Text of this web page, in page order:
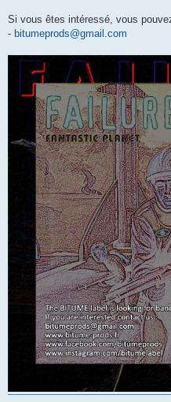
e
Si vous êtes intéressé, vous
- bitumeprods@gmail.com